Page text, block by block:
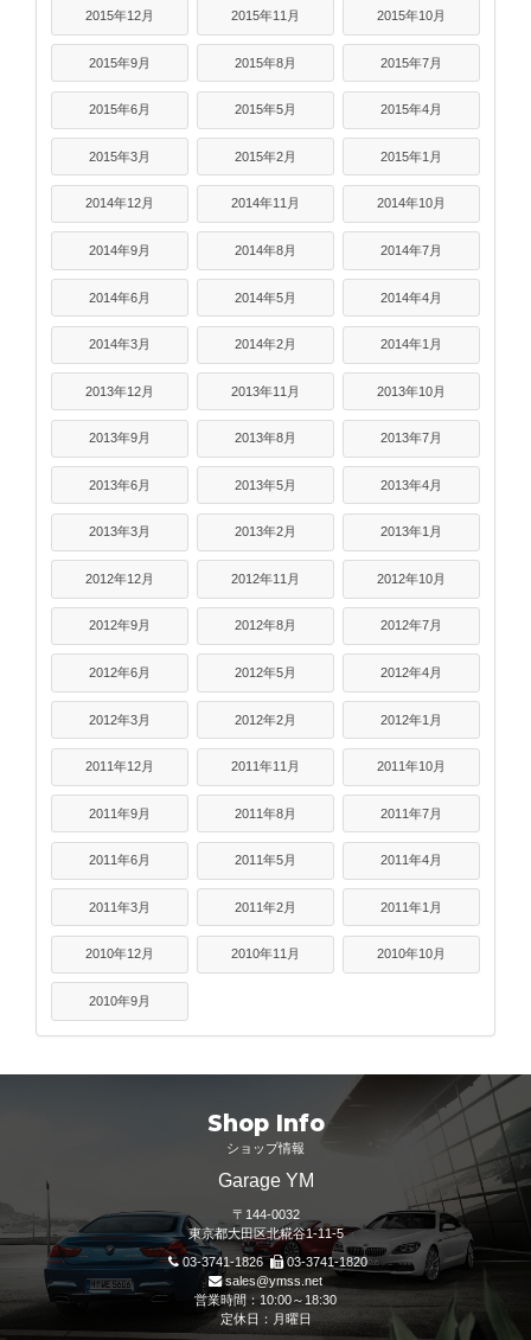
2015年12月 2015年11月 2015年10月
2015年9月 2015年8月 2015年7月
2015年6月 2015年5月 2015年4月
2015年3月 2015年2月 2015年1月
2014年12月 2014年11月 2014年10月
2014年9月 2014年8月 2014年7月
2014年6月 2014年5月 2014年4月
2014年3月 2014年2月 2014年1月
2013年12月 2013年11月 2013年10月
2013年9月 2013年8月 2013年7月
2013年6月 2013年5月 2013年4月
2013年3月 2013年2月 2013年1月
2012年12月 2012年11月 2012年10月
2012年9月 2012年8月 2012年7月
2012年6月 2012年5月 2012年4月
2012年3月 2012年2月 2012年1月
2011年12月 2011年11月 2011年10月
2011年9月 2011年8月 2011年7月
2011年6月 2011年5月 2011年4月
2011年3月 2011年2月 2011年1月
2010年12月 2010年11月 2010年10月
2010年9月
Shop Info
ショップ情報
Garage YM
〒144-0032
東京都大田区北糀谷1-11-5
03-3741-1826
03-3741-1820
sales@ymss.net
営業時間：10:00～18:30
定休日：月曜日